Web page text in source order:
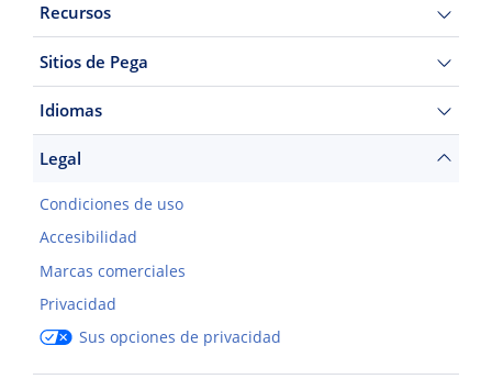
Recursos
Sitios de Pega
Idiomas
Legal
Condiciones de uso
Accesibilidad
Marcas comerciales
Privacidad
Sus opciones de privacidad